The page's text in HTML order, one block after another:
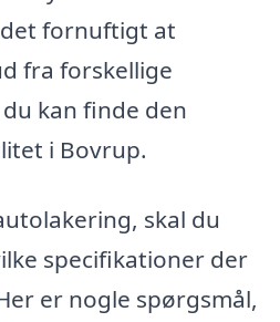
fornuftigt at
fra forskellige
kan finde den
i Bovrup.
skal du
specifikationer der
er nogle spørgsmål,